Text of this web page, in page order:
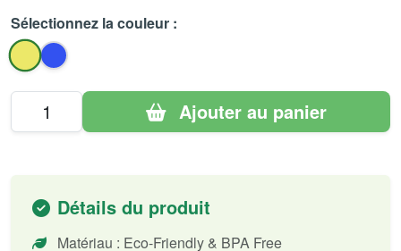
Sélectionnez la couleur :
Ajouter au panier
Détails du produit
Matériau : Eco-Friendly & BPA Free